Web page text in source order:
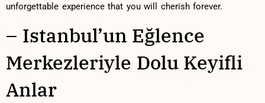
unforgettable ‍experience that you will cherish forever.
– Istanbul’un Eğlence
Merkezleriyle Dolu Keyifli
Anlar